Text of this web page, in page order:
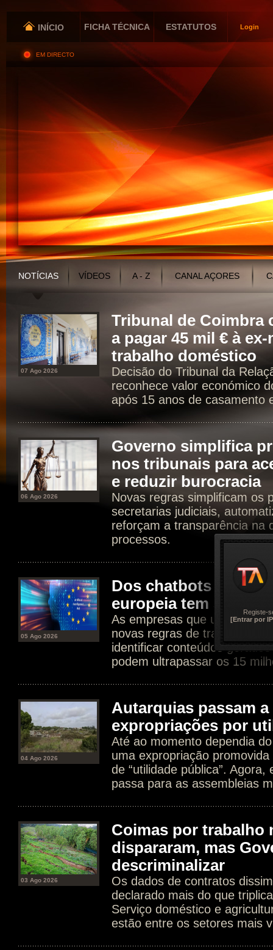
INÍCIO FICHA TÉCNICA ESTATUTOS Login
EM DIRECTO
NOTÍCIAS VÍDEOS A - Z CANAL AÇORES
07 Ago 2026
Tribunal de Coimbra
a pagar 45 mil € à
trabalho doméstico
Decisão do Tribunal da
reconhece valor económico
após 15 anos de casamento
06 Ago 2026
Governo simplifica
nos tribunais para
e reduzir burocracia
Novas regras simplificam os
secretarias judiciais,
reforçam a transparência na
processos.
05 Ago 2026
Dos chatbots aos
europeia tem agora
As empresas que usam IA
novas regras de
identificar conteúdos
podem ultrapassar os 15
04 Ago 2026
Autarquias passam
expropriações por
Até ao momento dependia
uma expropriação
de “utilidade pública”. Agora,
passa para as assembleias
03 Ago 2026
Coimas por trabalho
dispararam, mas
descriminalizar
Os dados de contratos
declarado mais do que
Serviço doméstico e
estão entre os setores mais
Registe-
[Entrar por